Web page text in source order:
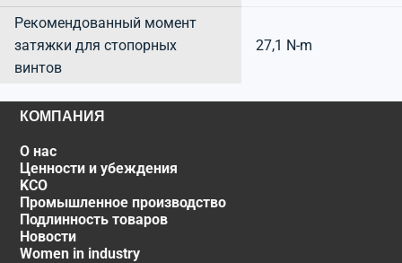
Рекомендованный момент
затяжки для стопорных
винтов
27,1 N-m
КОМПАНИЯ
О нас
Ценности и убеждения
KCO
Промышленное производство
Подлинность товаров
Новости
Women in industry